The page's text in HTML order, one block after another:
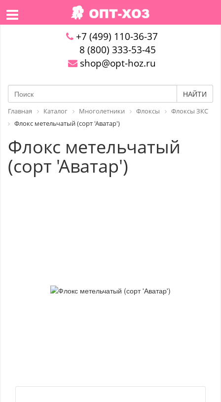
+7 (499) 110-36-37
8 (800) 333-53-45
shop@opt-hoz.ru
НАЙТИ
Главная Каталог Многолетники Флоксы
Флоксы ЗКС
Флокс метельчатый (сорт 'Аватар')
Флокс метельчатый
(сорт 'Аватар')